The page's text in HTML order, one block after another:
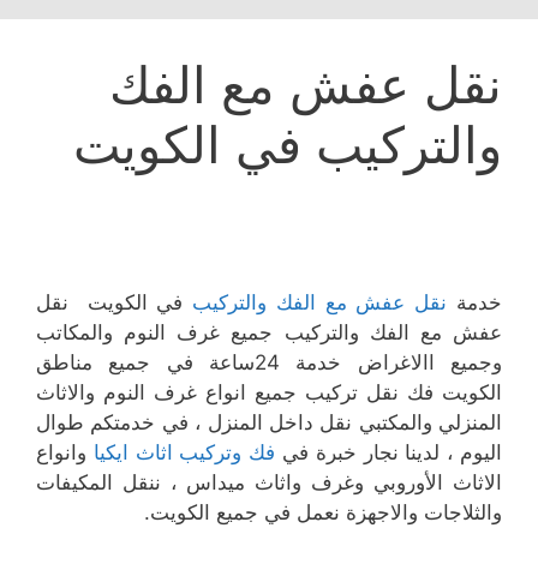
نقل عفش مع الفك
والتركيب في الكويت
خدمة نقل عفش مع الفك والتركيب في الكويت نقل
عفش مع الفك والتركيب جميع غرف النوم والمكاتب
وجميع االاغراض خدمة 24ساعة في جميع مناطق
الكويت فك نقل تركيب جميع انواع غرف النوم والاثاث
المنزلي والمكتبي نقل داخل المنزل ، في خدمتكم طوال
اليوم ، لدينا نجار خبرة في فك وتركيب اثاث ايكيا وانواع
الاثاث الأوروبي وغرف واثاث ميداس ، ننقل المكيفات
والثلاجات والاجهزة نعمل في جميع الكويت.